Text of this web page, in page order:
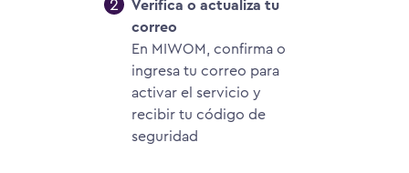
Verifica o actualiza tu
correo
En MIWOM, confirma o
ingresa tu correo para
activar el servicio y
recibir tu código de
seguridad